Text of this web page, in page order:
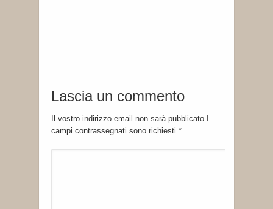
Lascia un commento
Il vostro indirizzo email non sarà pubblicato I
campi contrassegnati sono richiesti *